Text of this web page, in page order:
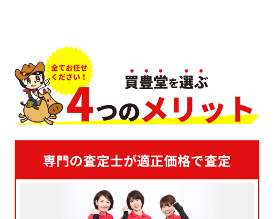
専門の査定士が適正価格で査定